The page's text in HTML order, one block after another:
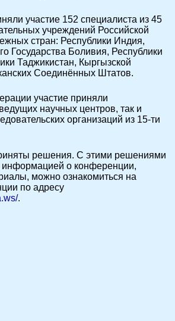
участие 152 специалиста из 45
учреждений Российской
стран: Республики Индия,
Государства Боливия, Республики
Таджикистан, Кыргызской
Соединённых Штатов.
участие приняли
научных центров, так и
организаций из 15-ти
решения. С этими решениями
информацией о конференции,
можно ознакомиться на
по адресу
.